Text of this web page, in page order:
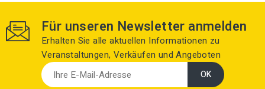
Für unseren Newsletter anmelden
Erhalten Sie alle aktuellen Informationen zu
Veranstaltungen, Verkäufen und Angeboten